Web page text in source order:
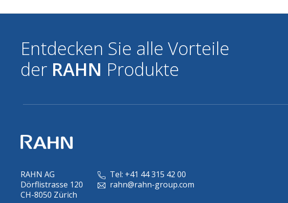
Entdecken Sie alle Vorteile
der RAHN Produkte
RAHN AG
Dörflistrasse 120
CH-8050 Zürich
Tel: +41 44 315 42 00
rahn@rahn-group.com